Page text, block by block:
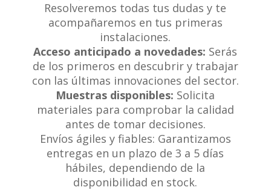
Resolveremos todas tus dudas y te
acompañaremos en tus primeras
instalaciones.
Acceso anticipado a novedades: Serás
de los primeros en descubrir y trabajar
con las últimas innovaciones del sector.
Muestras disponibles: Solicita
materiales para comprobar la calidad
antes de tomar decisiones.
Envíos ágiles y fiables: Garantizamos
entregas en un plazo de 3 a 5 días
hábiles, dependiendo de la
disponibilidad en stock.